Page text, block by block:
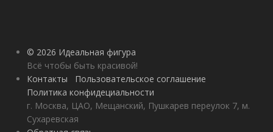
© 2026 Идеальная фигура
Всё чтобы быть красивой!
Контакты
Пользовательское соглашение
Политика конфидециальности
г. Москва, ЦАО, Мещанский, Пушкарев переулок 7, м.
Сухаревская